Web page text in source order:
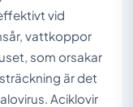
vid
vattkoppor
som orsakar
är det
Aciklovir